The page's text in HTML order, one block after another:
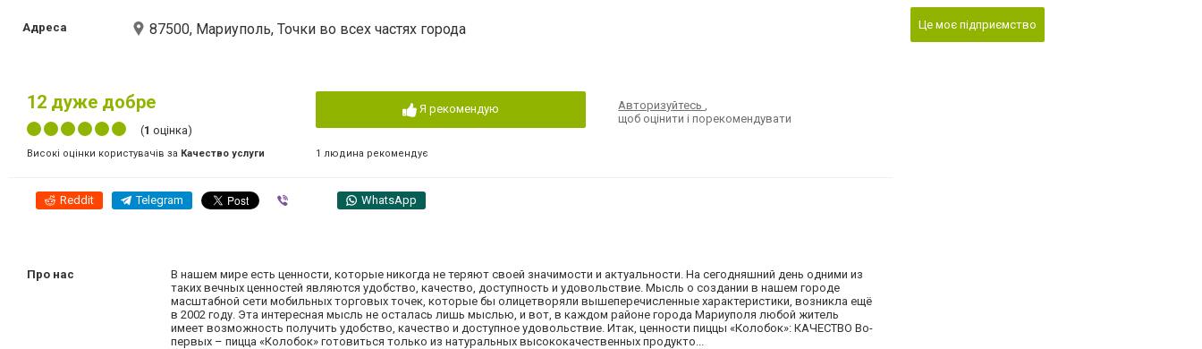
Адреса 87500, Мариуполь, Точки во всех частях города
12 дуже добре
(1 оцінка)
Високі оцінки користувачів за Качество услуги
Я рекомендую
1 людина рекомендує
Авторизуйтесь,
щоб оцінити і порекомендувати
Reddit Telegram WhatsApp
Про нас
В нашем мире есть ценности, которые никогда не теряют своей значимости и актуальности. На сегодняшний день одними из
таких вечных ценностей являются удобство, качество, доступность и удовольствие. Мысль о создании в нашем городе
масштабной сети мобильных торговых точек, которые бы олицетворяли вышеперечисленные характеристики, возникла ещё
в 2002 году. Эта интересная мысль не осталась лишь мыслью, и вот, в каждом районе города Мариуполя любой житель
имеет возможность получить удобство, качество и доступное удовольствие. Итак, ценности пиццы «Колобок»: КАЧЕСТВО Во-
первых – пицца «Колобок» готовиться только из натуральных высококачественных продукто...
Це моє підприємство